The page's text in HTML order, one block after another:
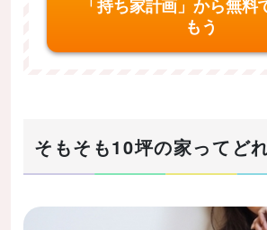
記事の内容まとめ
もう
そもそも10坪の家ってど